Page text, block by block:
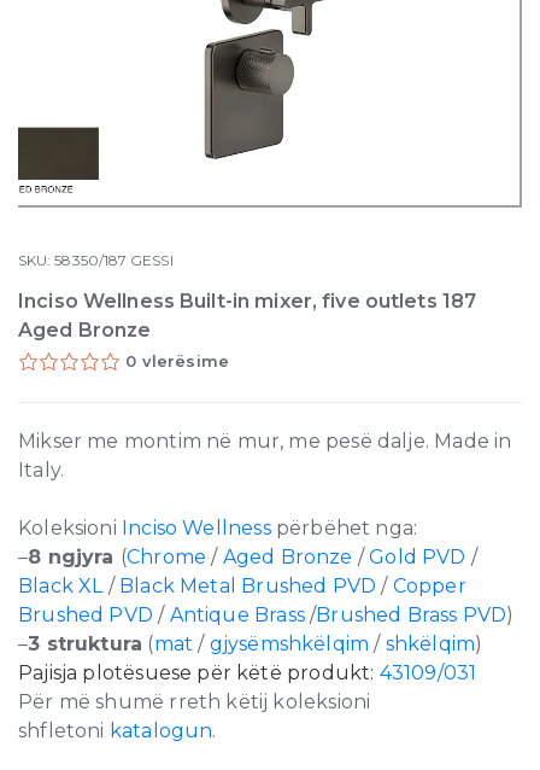
SKU:58350/187 GESSI
Inciso Wellness Built-in mixer, five outlets 187
Aged Bronze
0 vlerësime
Mikser me montim në mur, me pesë dalje. Made in
Italy.
Koleksioni Inciso Wellnesspërbëhet nga:
–8 ngjyra (Chrome/ Aged Bronze /Gold PVD /
Black XL/ Black Metal Brushed PVD / Copper
Brushed PVD / Antique Brass/Brushed Brass PVD)
–3 struktura (mat / gjysëmshkëlqim / shkëlqim)
Pajisja plotësuese për këtë produkt: 43109/031
Për më shumë rreth këtij koleksioni
shfletoni katalogun.